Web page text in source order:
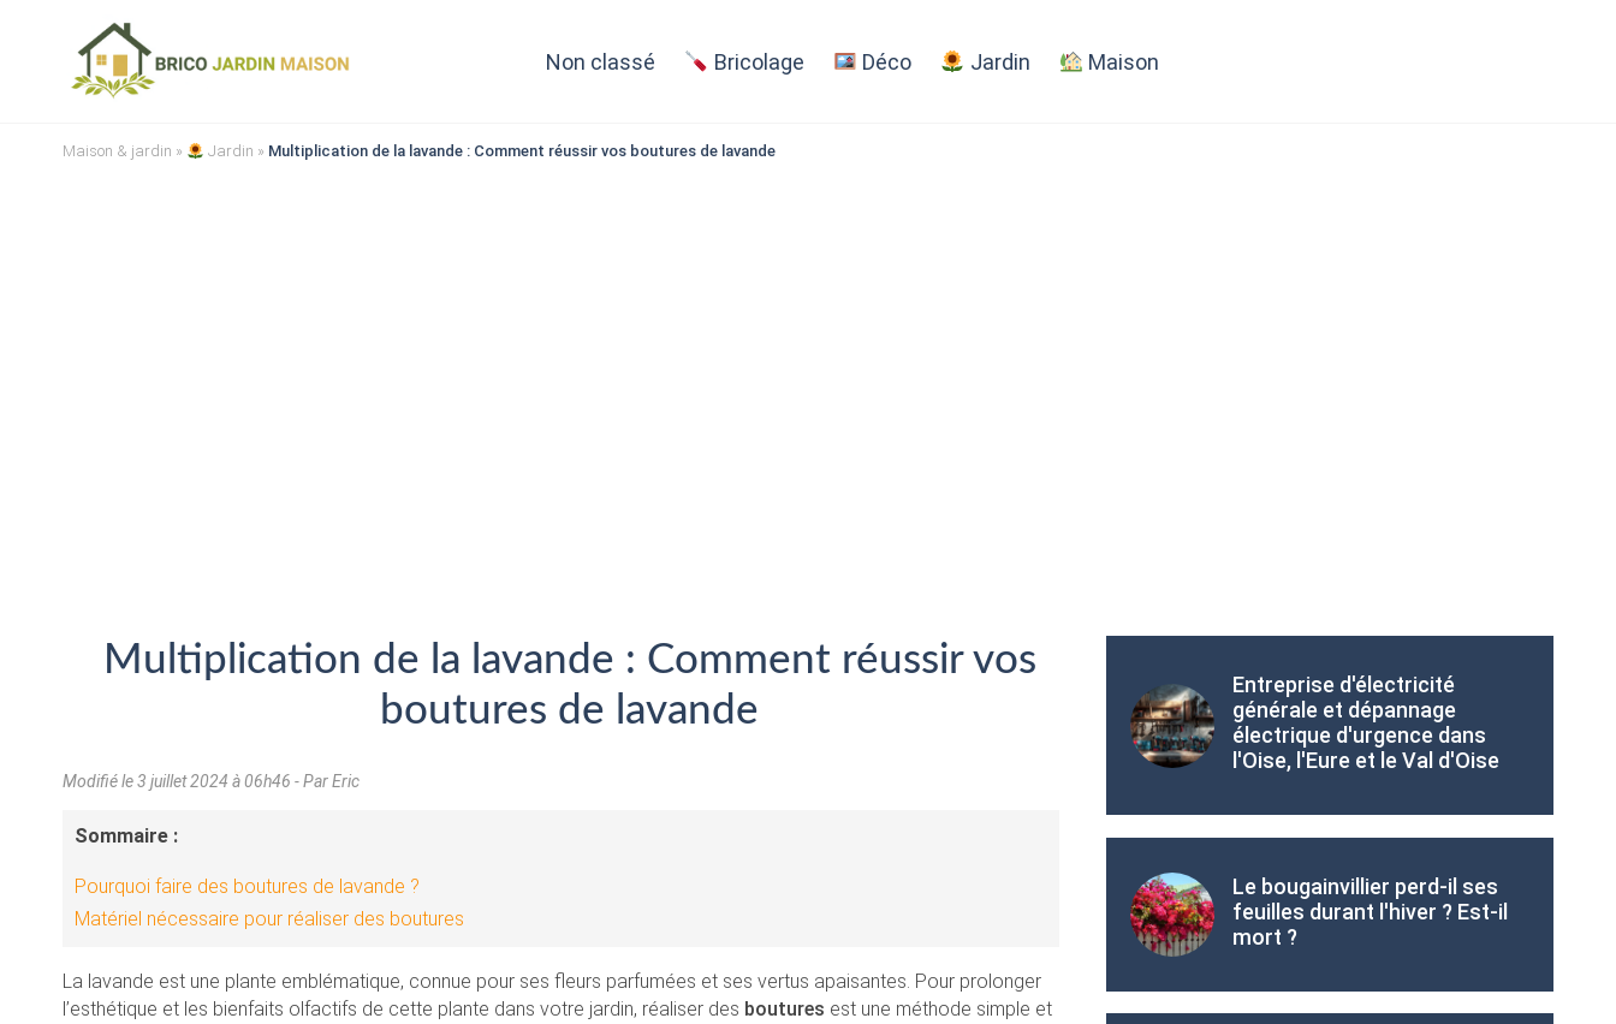
Non classé Bricolage Déco Jardin Maison
Maison & jardin » Jardin » Multiplication de la lavande : Comment réussir vos boutures de lavande
Multiplication de la lavande : Comment réussir vos
boutures de lavande
Modifié le3 juillet 2024 à 06h46 - Par Eric
Sommaire :
Pourquoi faire des boutures de lavande ?
Matériel nécessaire pour réaliser des boutures
La lavande est une plante emblématique, connue pour ses fleurs parfumées et ses vertus apaisantes. Pour prolonger
l’esthétique et les bienfaits olfactifs de cette plante dans votre jardin, réaliser des boutures est une méthode simple et
Entreprise d'électricité
générale et dépannage
électrique d'urgence dans
l'Oise, l'Eure et le Val d'Oise
Le bougainvillier perd-il ses
feuilles durant l'hiver ? Est-il
mort ?